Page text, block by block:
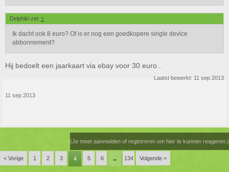
Delphiki zei: ↑
Ik dacht ook 8 euro? Of is er nog een goedkopere single device
abbonnement?
Hij bedoelt een jaarkaart via ebay voor 30 euro..
Laatst bewerkt: 11 sep 2013
11 sep 2013
(Je moet aanmelden of registreren om hier te kunnen reageren.)
< Vorige 1 2 3 4 5 6 → 134 Volgende >